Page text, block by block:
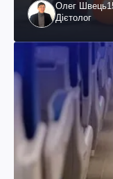
Олег Швець
Дієтолог